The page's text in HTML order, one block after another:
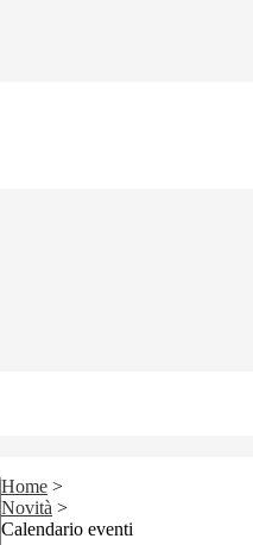
Home >
Novità >
Calendario eventi